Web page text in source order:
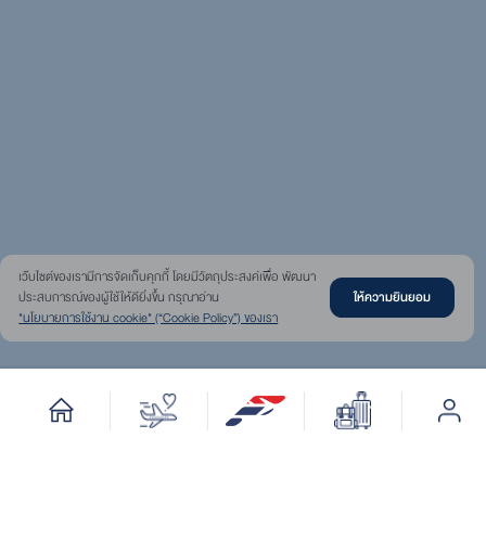
เว๊บไซต์ของเรามีการจัดเก็บคุกกี้ โดยมีวัตถุประสงค์เพื่อ พัฒนา
ประสบการณ์ของผู้ใช้ให้ดียิ่งขึ้น กรุณาอ่าน
"นโยบายการใช้งาน cookie" (“Cookie Policy”) ของเรา
ให้ความยินยอม